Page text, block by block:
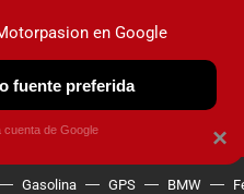
OBSERVATORIO
Gasolina GPS BMW
×
en Google
fuente preferida
cuenta de Google